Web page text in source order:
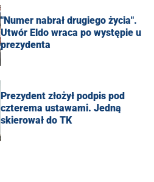
"Numer nabrał drugiego życia".
Utwór Eldo wraca po występie u
prezydenta
Prezydent złożył podpis pod
czterema ustawami. Jedną
skierował do TK